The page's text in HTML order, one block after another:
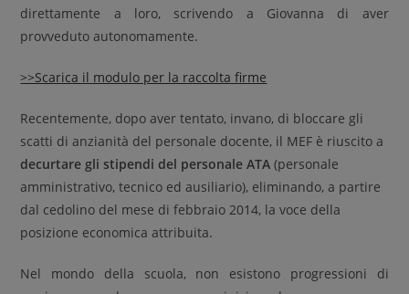
direttamente a loro, scrivendo a Giovanna di aver
provveduto autonomamente.
>>Scarica il modulo per la raccolta firme
Recentemente, dopo aver tentato, invano, di bloccare gli
scatti di anzianità del personale docente, il MEF è riuscito a
decurtare gli stipendi del personale ATA (personale
amministrativo, tecnico ed ausiliario), eliminando, a partire
dal cedolino del mese di febbraio 2014, la voce della
posizione economica attribuita.
Nel mondo della scuola, non esistono progressioni di